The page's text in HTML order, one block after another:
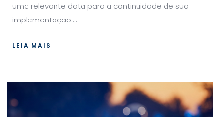
uma relevante data para a continuidade de sua
implementação....
LEIA MAIS